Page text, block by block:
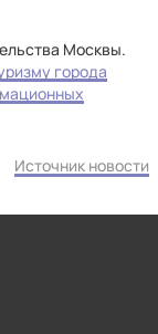
Москвы.
города
Источник новости